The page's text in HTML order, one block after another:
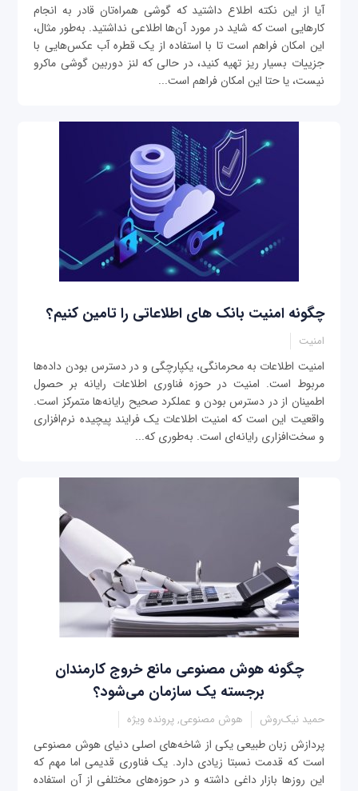
آیا از این نکته اطلاع داشتید که گوشی همراه‌تان قادر به انجام
کارهایی است که شاید در مورد آن‌ها اطلاعی نداشتید. به‌طور مثال،
این امکان فراهم است تا با استفاده از یک قطره آب عکس‌هایی با
جزییات بسیار ریز تهیه کنید، در حالی که لنز دوربین گوشی ماکرو
نیست، یا حتا این امکان فراهم است...
چگونه امنیت بانک های اطلاعاتی را تامین کنیم؟
امنیت
امنیت اطلاعات به محرمانگی، یکپارچگی و در دسترس بودن داده‌ها
مربوط است. امنیت در حوزه فناوری اطلاعات رایانه بر حصول
اطمینان از در دسترس بودن و عملکرد صحیح رایانه‌ها متمرکز است.
واقعیت این است که امنیت اطلاعات یک فرایند پیچیده نرم‌افزاری
و سخت‌افزاری رایانه‌ای است. به‌طوری که...
چگونه هوش مصنوعی مانع خروج کارمندان
برجسته یک سازمان می‌شود؟
حمید نیک‌روش هوش مصنوعی, پرونده ویژه
پردازش زبان طبیعی یکی از شاخه‌های اصلی دنیای هوش مصنوعی
است که قدمت نسبتا زیادی دارد. یک فناوری قدیمی اما مهم که
این روزها بازار داغی داشته و در حوزه‌های مختلفی از آن استفاده